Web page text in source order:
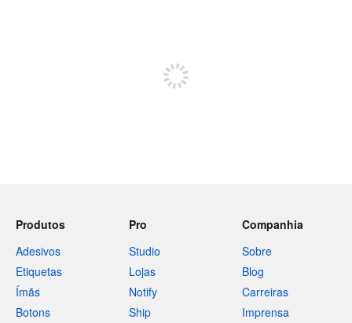
Produtos
Adesivos
Etiquetas
Ímãs
Botons
Pro
Studio
Lojas
Notify
Ship
Companhia
Sobre
Blog
Carreiras
Imprensa